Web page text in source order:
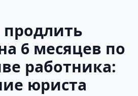
6 месяцев по
работника:
юриста